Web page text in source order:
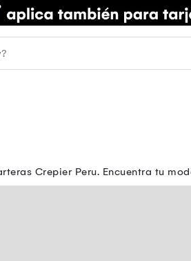
Crepier Peru. Encuentra tu